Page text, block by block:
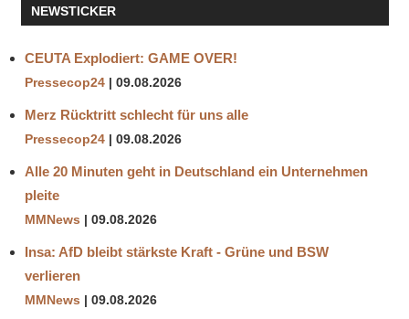
NEWSTICKER
CEUTA Explodiert: GAME OVER!
Pressecop24 09.08.2026
Merz Rücktritt schlecht für uns alle
Pressecop24 09.08.2026
Alle 20 Minuten geht in Deutschland ein Unternehmen
pleite
MMNews 09.08.2026
Insa: AfD bleibt stärkste Kraft - Grüne und BSW
verlieren
MMNews 09.08.2026